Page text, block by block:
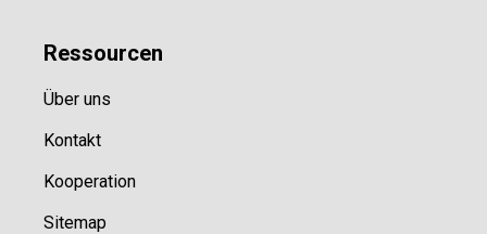
Ressourcen
Über uns
Kontakt
Kooperation
Sitemap